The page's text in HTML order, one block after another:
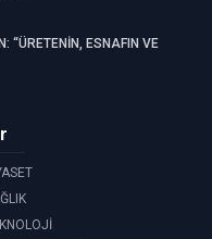
“ÜRETENİN, ESNAFIN VE